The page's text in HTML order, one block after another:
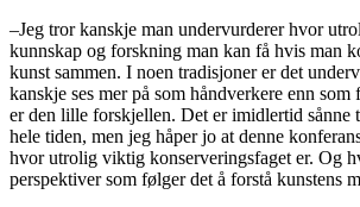
–Jeg tror kanskje man undervurderer hvor
kunnskap og forskning man kan få hvis man
kunst sammen. I noen tradisjoner er det
kanskje ses mer på som håndverkere enn som
er den lille forskjellen. Det er imidlertid sånne
hele tiden, men jeg håper jo at denne
hvor utrolig viktig konserveringsfaget er. Og
perspektiver som følger det å forstå kunstens